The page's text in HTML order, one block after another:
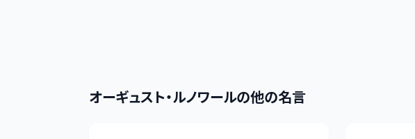
オーギュスト・ルノワールの他の名言